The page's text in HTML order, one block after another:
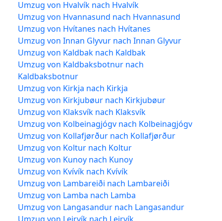
Umzug von Hvalvík nach Hvalvík
Umzug von Hvannasund nach Hvannasund
Umzug von Hvítanes nach Hvítanes
Umzug von Innan Glyvur nach Innan Glyvur
Umzug von Kaldbak nach Kaldbak
Umzug von Kaldbaksbotnur nach
Kaldbaksbotnur
Umzug von Kirkja nach Kirkja
Umzug von Kirkjubøur nach Kirkjubøur
Umzug von Klaksvík nach Klaksvík
Umzug von Kolbeinagjógv nach Kolbeinagjógv
Umzug von Kollafjørður nach Kollafjørður
Umzug von Koltur nach Koltur
Umzug von Kunoy nach Kunoy
Umzug von Kvívík nach Kvívík
Umzug von Lambareiði nach Lambareiði
Umzug von Lamba nach Lamba
Umzug von Langasandur nach Langasandur